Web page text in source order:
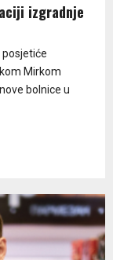
izgradnje
posjetiće
Mirkom
bolnice u